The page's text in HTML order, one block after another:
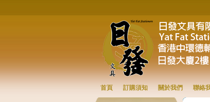
首頁 訂購須知 關於我們 聯絡